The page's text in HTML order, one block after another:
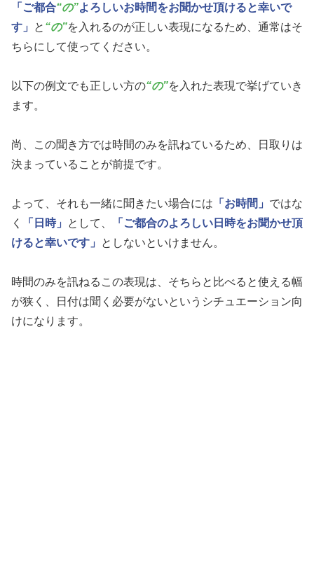
「ご都合“の”よろしいお時間をお聞かせ頂けると幸いで
す」
と “の”を入れるのが正しい表現になるため、通常はそ
ちらにして使ってください。
以下の例文でも正しい方の“の”を入れた表現で挙げていき
ます。
尚、この聞き方では時間のみを訊ねているため、日取りは
決まっていることが前提です。
よって、それも一緒に聞きたい場合には 「お時間」 ではな
く
「日時」 として、
「ご都合のよろしい日時をお聞かせ頂
けると幸いです」
としないといけません。
時間のみを訊ねるこの表現は、そちらと比べると使える幅
が狭く、日付は聞く必要がないというシチュエーション向
けになります。